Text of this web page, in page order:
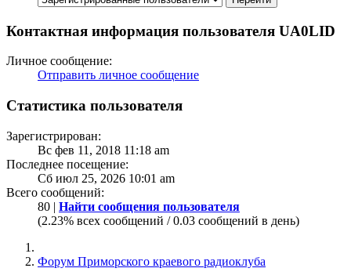
Контактная информация пользователя UA0LID
Личное сообщение:
Отправить личное сообщение
Статистика пользователя
Зарегистрирован:
Вс фев 11, 2018 11:18 am
Последнее посещение:
Сб июл 25, 2026 10:01 am
Всего сообщений:
80 | Найти сообщения пользователя
(2.23% всех сообщений / 0.03 сообщений в день)
Форум Приморского краевого радиоклуба